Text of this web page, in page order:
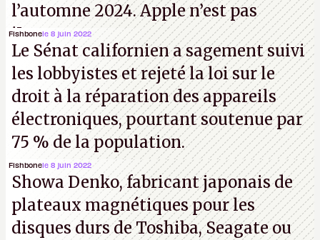
l’automne 2024. Apple n’est pas
iJouasse.
Fishbonele 8 juin 2022
Le Sénat californien a sagement suivi
les lobbyistes et rejeté la loi sur le
droit à la réparation des appareils
électroniques, pourtant soutenue par
75 % de la population.
Fishbonele 8 juin 2022
Showa Denko, fabricant japonais de
plateaux magnétiques pour les
disques durs de Toshiba, Seagate ou